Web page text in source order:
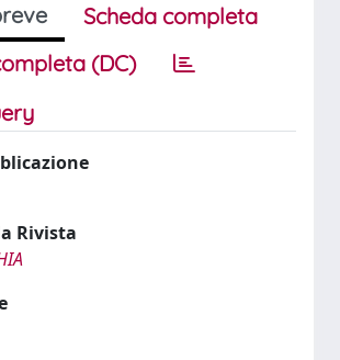
Scheda completa
(DC)
Rivista